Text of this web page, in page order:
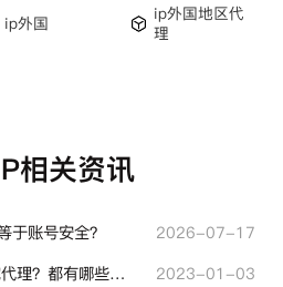
ip外国
ip外国地区代
理
相关资讯
于账号安全？
2026-07-17
企业为什么要选用海外住宅代理？都有哪些帮助？
2023-01-03